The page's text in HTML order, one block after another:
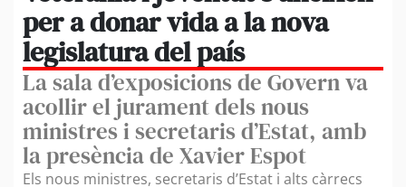
per a donar vida a la nova
legislatura del país
La sala d’exposicions de Govern va
acollir el jurament dels nous
ministres i secretaris d’Estat, amb
la presència de Xavier Espot
Els nous ministres, secretaris d’Estat i alts càrrecs